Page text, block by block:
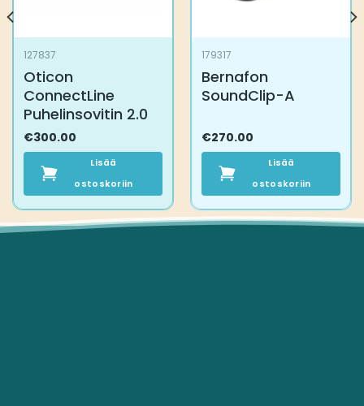
127837
Oticon
ConnectLine
Puhelinsovitin 2.0
€300.00
Lisää
ostoskoriin
179317
Bernafon
SoundClip-A
€270.00
Lisää
ostoskoriin